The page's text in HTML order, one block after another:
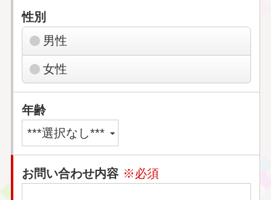
性別
男性
女性
年齢
お問い合わせ内容 ※必須